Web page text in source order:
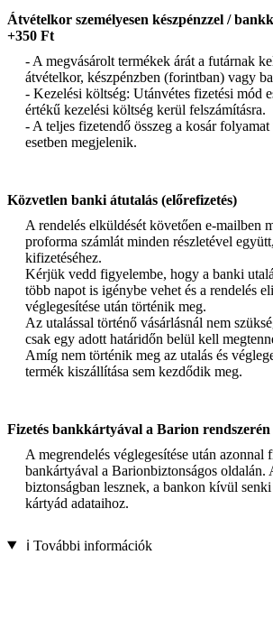
Átvételkor személyesen készpénzzel /
+350 Ft
- A megvásárolt termékek árát a futárnak
átvételkor, készpénzben (forintban) vagy
- Kezelési költség: Utánvétes fizetési mód
értékű kezelési költség kerül felszámításra.
- A teljes fizetendő összeg a kosár
esetben megjelenik.
Közvetlen banki átutalás (előrefizetés)
A rendelés elküldését követően e-mailben
proforma számlát minden részletével
kifizetéséhez.
Kérjük vedd figyelembe, hogy a banki
több napot is igénybe vehet és a rendelés
véglegesítése után történik meg.
Az utalással történő vásárlásnál nem
csak egy adott határidőn belül kell
Amíg nem történik meg az utalás és
termék kiszállítása sem kezdődik meg.
Fizetés bankkártyával a Barion
A megrendelés véglegesítése után azonnal
bankártyával a Barionbiztonságos oldalán.
biztonságban lesznek, a bankon kívül
kártyád adataihoz.
ℹ️ További információk